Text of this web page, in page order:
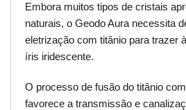
Embora muitos tipos de cristais
naturais, o Geodo Aura necessita
eletrização com titânio para trazer
íris iridescente.
O processo de fusão do titânio
favorece a transmissão e